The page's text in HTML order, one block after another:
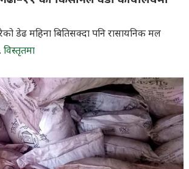
डेढ महिना बितिसक्दा पनि रासायनिक मल
विस्तृतमा